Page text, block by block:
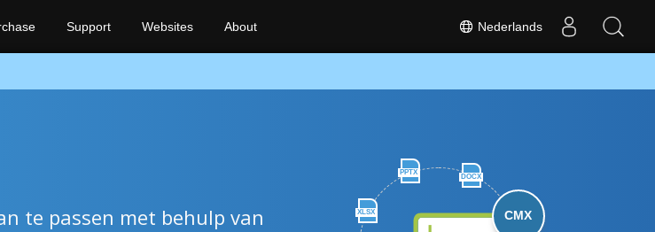
Nederlands
Support Websites About
PPTX
DOCX
XLSX CMX
te passen met behulp van